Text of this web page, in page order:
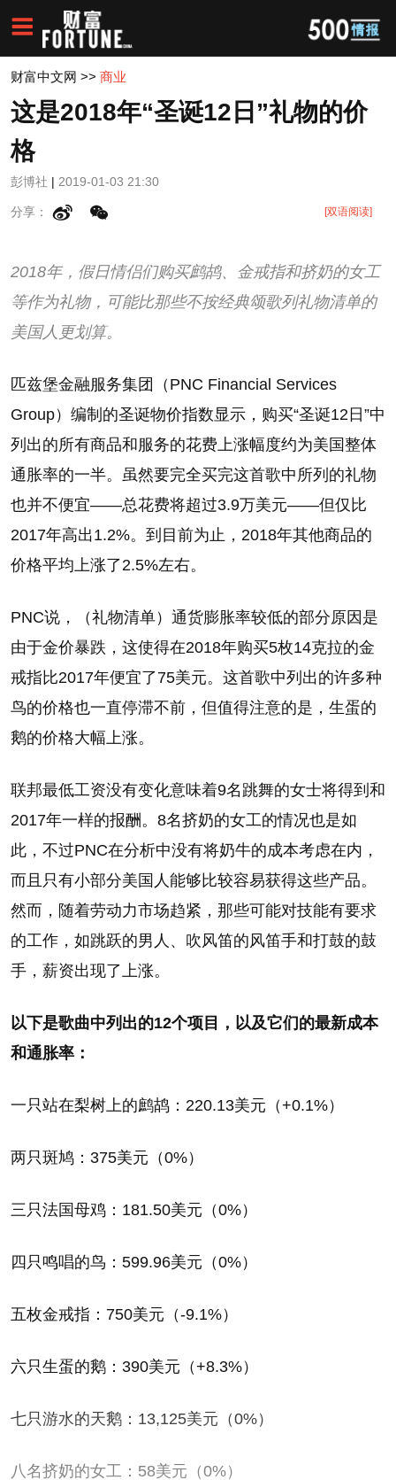
财富中文网 >> 商业
这是2018年“圣诞12日”礼物的价
格
彭博社 | 2019-01-03 21:30
分享： [双语阅读]
2018年，假日情侣们购买鹧鸪、金戒指和挤奶的女工
等作为礼物，可能比那些不按经典颂歌列礼物清单的
美国人更划算。
匹兹堡金融服务集团（PNC Financial Services
Group）编制的圣诞物价指数显示，购买“圣诞12日”中
列出的所有商品和服务的花费上涨幅度约为美国整体
通胀率的一半。虽然要完全买完这首歌中所列的礼物
也并不便宜——总花费将超过3.9万美元——但仅比
2017年高出1.2%。到目前为止，2018年其他商品的
价格平均上涨了2.5%左右。
PNC说，（礼物清单）通货膨胀率较低的部分原因是
由于金价暴跌，这使得在2018年购买5枚14克拉的金
戒指比2017年便宜了75美元。这首歌中列出的许多种
鸟的价格也一直停滞不前，但值得注意的是，生蛋的
鹅的价格大幅上涨。
联邦最低工资没有变化意味着9名跳舞的女士将得到和
2017年一样的报酬。8名挤奶的女工的情况也是如
此，不过PNC在分析中没有将奶牛的成本考虑在内，
而且只有小部分美国人能够比较容易获得这些产品。
然而，随着劳动力市场趋紧，那些可能对技能有要求
的工作，如跳跃的男人、吹风笛的风笛手和打鼓的鼓
手，薪资出现了上涨。
以下是歌曲中列出的12个项目，以及它们的最新成本
和通胀率：
一只站在梨树上的鹧鸪：220.13美元（+0.1%）
两只斑鸠：375美元（0%）
三只法国母鸡：181.50美元（0%）
四只鸣唱的鸟：599.96美元（0%）
五枚金戒指：750美元（-9.1%）
六只生蛋的鹅：390美元（+8.3%）
七只游水的天鹅：13,125美元（0%）
八名挤奶的女工：58美元（0%）